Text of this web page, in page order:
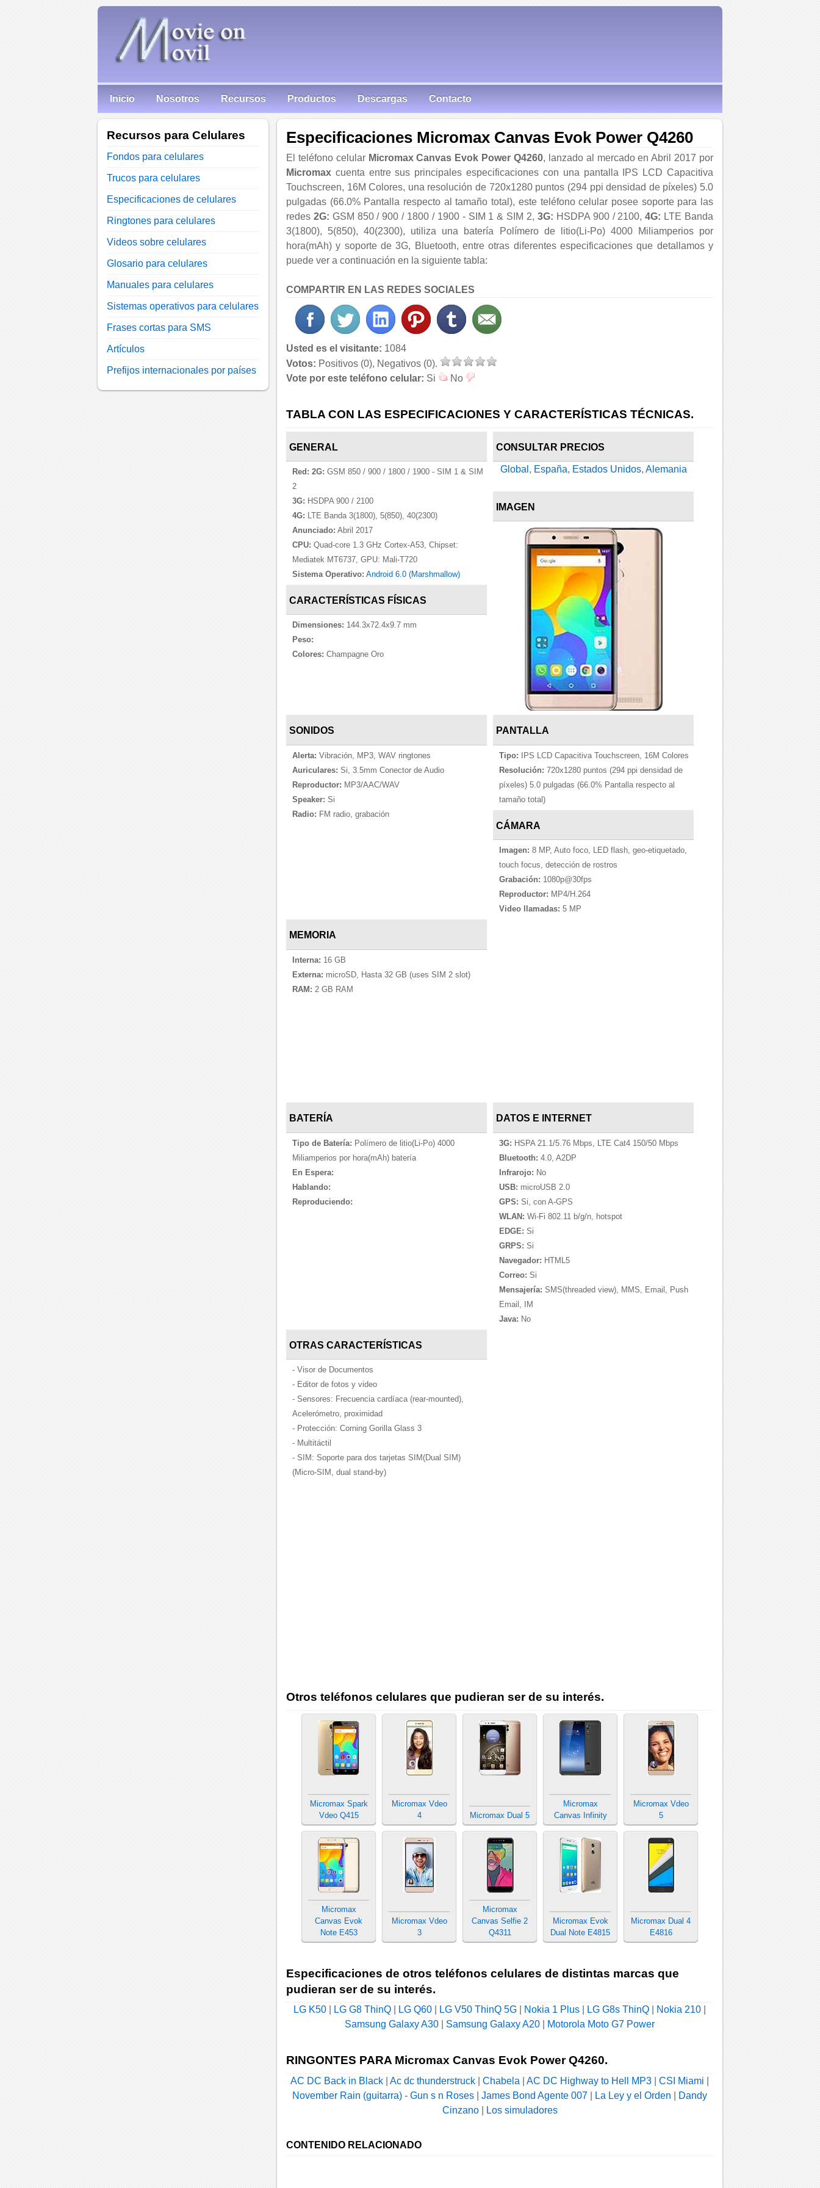
Inicio Nosotros Recursos Productos Descargas Contacto
Especificaciones Micromax Canvas Evok Power Q4260
El teléfono celular Micromax Canvas Evok Power Q4260, lanzado al mercado en Abril 2017 por
Micromax cuenta entre sus principales especificaciones con una pantalla IPS LCD Capacitiva
Touchscreen, 16M Colores, una resolución de 720x1280 puntos (294 ppi densidad de píxeles) 5.0
pulgadas (66.0% Pantalla respecto al tamaño total), este teléfono celular posee soporte para las
redes 2G: GSM 850 / 900 / 1800 / 1900 - SIM 1 & SIM 2, 3G: HSDPA 900 / 2100,4G: LTE Banda
3(1800), 5(850), 40(2300), utiliza una batería Polímero de litio(Li-Po) 4000 Miliamperios por
hora(mAh) y soporte de 3G, Bluetooth, entre otras diferentes especificaciones que detallamos y
puede ver a continuación en la siguiente tabla:
COMPARTIR EN LAS REDES SOCIALES
Usted es el visitante: 1084
Votos: Positivos (0), Negativos (0).
Vote por este teléfono celular: Si No
TABLA CON LAS ESPECIFICACIONES Y CARACTERÍSTICAS TÉCNICAS.
GENERAL
Red: 2G: GSM 850 / 900 / 1800 / 1900 - SIM 1 & SIM
2
3G: HSDPA 900 / 2100
4G: LTE Banda 3(1800), 5(850), 40(2300)
Anunciado: Abril 2017
CPU: Quad-core 1.3 GHz Cortex-A53, Chipset:
Mediatek MT6737, GPU: Mali-T720
Sistema Operativo: Android 6.0 (Marshmallow)
CARACTERÍSTICAS FÍSICAS
Dimensiones: 144.3x72.4x9.7 mm
Peso:
Colores: Champagne Oro
CONSULTAR PRECIOS
Global , España, Estados Unidos, Alemania
IMAGEN
SONIDOS
Alerta: Vibración, MP3, WAV ringtones
Auriculares: Si, 3.5mm Conector de Audio
Reproductor: MP3/AAC/WAV
Speaker: Si
Radio: FM radio, grabación
PANTALLA
Tipo: IPS LCD Capacitiva Touchscreen, 16M Colores
Resolución: 720x1280 puntos (294 ppi densidad de
píxeles) 5.0 pulgadas (66.0% Pantalla respecto al
tamaño total)
CÁMARA
Imagen: 8 MP, Auto foco, LED flash, geo-etiquetado,
touch focus, detección de rostros
Grabación: 1080p@30fps
Reproductor: MP4/H.264
Video llamadas: 5 MP
MEMORIA
Interna: 16 GB
Externa: microSD, Hasta 32 GB (uses SIM 2 slot)
RAM: 2 GB RAM
BATERÍA
Tipo de Batería: Polímero de litio(Li-Po) 4000
Miliamperios por hora(mAh) batería
En Espera:
Hablando:
Reproduciendo:
DATOS E INTERNET
3G: HSPA 21.1/5.76 Mbps, LTE Cat4 150/50 Mbps
Bluetooth: 4.0, A2DP
Infrarojo: No
USB: microUSB 2.0
GPS: Si, con A-GPS
WLAN: Wi-Fi 802.11 b/g/n, hotspot
EDGE: Si
GRPS: Si
Navegador: HTML5
Correo: Si
Mensajería: SMS(threaded view), MMS, Email, Push
Email, IM
Java: No
OTRAS CARACTERÍSTICAS
- Visor de Documentos
- Editor de fotos y video
- Sensores: Frecuencia cardíaca (rear-mounted),
Acelerómetro, proximidad
- Protección: Corning Gorilla Glass 3
- Multitáctil
- SIM: Soporte para dos tarjetas SIM(Dual SIM)
(Micro-SIM, dual stand-by)
Otros teléfonos celulares que pudieran ser de su interés.
Micromax Spark
Vdeo Q415
Micromax Vdeo
4
Micromax Dual 5
Micromax
Canvas Infinity
Micromax Vdeo
5
Micromax
Canvas Evok
Note E453
Micromax Vdeo
3
Micromax
Canvas Selfie 2
Q4311
Micromax Evok
Dual Note E4815
Micromax Dual 4
E4816
Especificaciones de otros teléfonos celulares de distintas marcas que
pudieran ser de su interés.
LG K50 LG G8 ThinQ LG Q60 LG V50 ThinQ 5G Nokia 1 Plus LG G8s ThinQ Nokia 210
Samsung Galaxy A30
Samsung Galaxy A20 Motorola Moto G7 Power
RINGONTES PARA Micromax Canvas Evok Power Q4260.
AC DC Back in Black Ac dc thunderstruck Chabela AC DC Highway to Hell MP3 CSI Miami
November Rain (guitarra) - Gun s n Roses
James Bond Agente 007 La Ley y el Orden
Dandy
Cinzano| Los simuladores
CONTENIDO RELACIONADO
Recursos para Celulares
Fondos para celulares
Trucos para celulares
Especificaciones de celulares
Ringtones para celulares
Videos sobre celulares
Glosario para celulares
Manuales para celulares
Sistemas operativos para celulares
Frases cortas para SMS
Artículos
Prefijos internacionales por países